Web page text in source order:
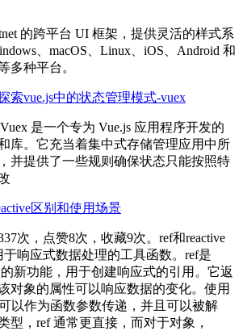
的跨平台 UI 框架，提供灵活的样式系
、macOS、Linux、iOS、Android 和
多种平台。
索vue.js中的状态管理模式-vuex
是一个专为 Vue.js 应用程序开发的
库。它充当着集中式存储管理应用中所
并提供了一些规则确保状态只能按照特
区别和使用场景
次，点赞8次，收藏9次。ref和reactive
于响应式数据处理的工具函数。ref是
新功能，用于创建响应式的引用。它返
对象的属性可以响应数据的变化。使用
以作为函数参数传递，并且可以被解
型，ref 通常更直接，而对于对象，